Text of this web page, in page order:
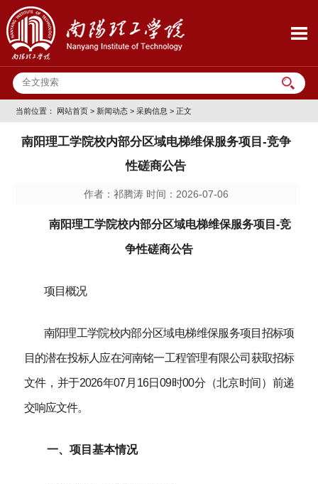
当前位置： 网站首页 > 新闻动态 >采购信息 > 正文
南阳理工学院校内部分区域电梯维保服务项目-竞争
性磋商公告
作者：祁腾涛 时间：2026-07-06
南阳理工学院校内部分区域电梯维保服务项目-竞
争性磋商公告
项目概况
南阳理工学院校内部分区域电梯维保服务项目 招标项
目的潜在投标人应在河南铭一工程管理有限公司获取招标
文件，并于2026年07月 16日09时00分（北京时间 ）前递
交响应文件。
一、项目基本情况